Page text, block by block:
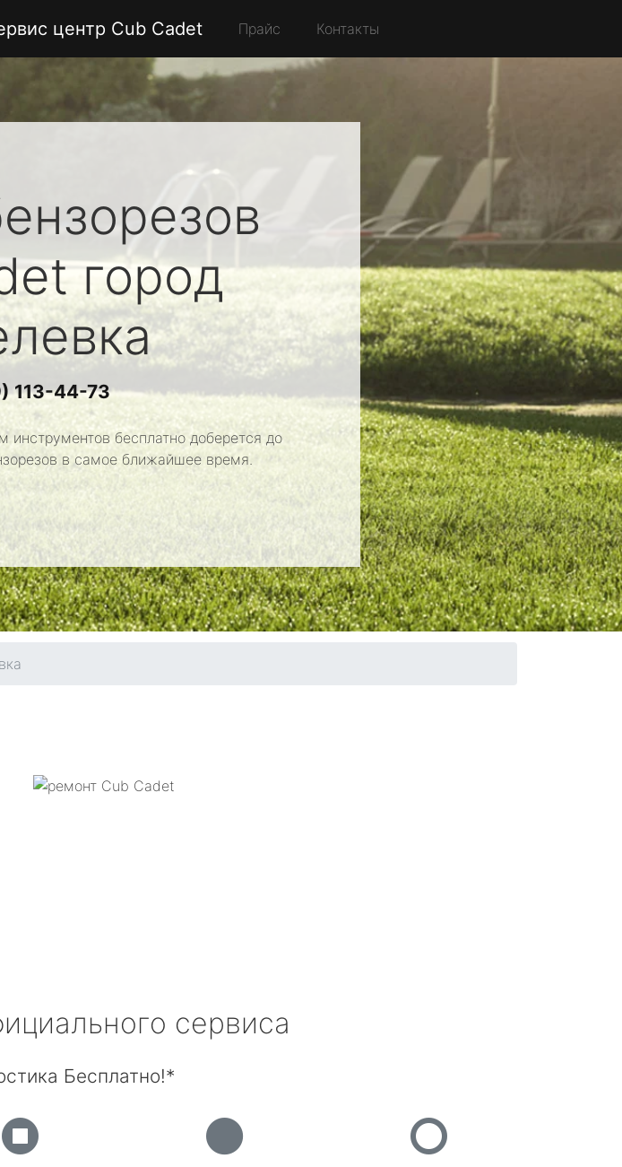
центр Cub Cadet Прайс Контакты
город
113-44-73
бесплатно доберется до
в самое ближайшее время.
сервиса
Бесплатно!*